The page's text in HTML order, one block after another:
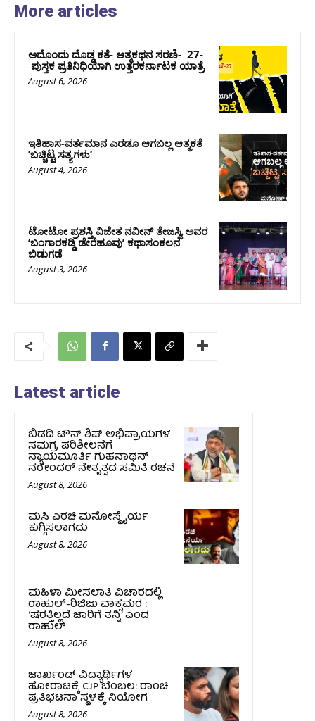
More articles
ಅದೊಂದು ದೊಡ್ಡ ಕತೆ- ಆತ್ಮಕಥನ ಸರಣಿ- 27-
ಪುಸ್ತಕ ಪ್ರತಿನಿಧಿಯಾಗಿ ಉತ್ತರಕರ್ನಾಟಕ ಯಾತ್ರೆ
August 6, 2026
ಇತಿಹಾಸ-ವರ್ತಮಾನ ಎರಡೂ ಆಗಬಲ್ಲ ಆತ್ಮಕತೆ
ʼಬಚ್ಚಿಟ್ಟ ಸತ್ಯಗಳುʼ
August 4, 2026
ಟೋಟೋ ಪ್ರಶಸ್ತಿ ವಿಜೇತ ನವೀನ್ ತೇಜಸ್ವಿ ಅವರ
‘ಬಂಗಾರಕಡ್ಡಿ ಡೇರೆಹೂವು’ ಕಥಾಸಂಕಲನ
ಬಿಡುಗಡೆ
August 3, 2026
Latest article
ಬಿಡದಿ ಟೌನ್ ಶಿಪ್ ಅಭಿಪ್ರಾಯಗಳ
ಸಮಗ್ರ ಪರಿಶೀಲನೆಗೆ
ನ್ಯಾಯಮೂರ್ತಿ ಗುಹನಾಥನ್
ನರೇಂದರ್ ನೇತೃತ್ವದ ಸಮಿತಿ ರಚನೆ
August 8, 2026
ಮಸಿ ಎರಚಿ ಮನೋಸ್ಥೈರ್ಯ
ಕುಗ್ಗಿಸಲಾಗದು
August 8, 2026
ಮಹಿಳಾ ಮೀಸಲಾತಿ ವಿಚಾರದಲ್ಲಿ
ರಾಹುಲ್‌-ರಿಜಿಜು ವಾಕ್ಸಮರ :
‘ಷರತ್ತಿಲ್ಲದೆ ಜಾರಿಗೆ ತನ್ನಿ’ ಎಂದ
ರಾಹುಲ್‌
August 8, 2026
ಜಾರ್ಖಂಡ್‌ ವಿದ್ಯಾರ್ಥಿಗಳ
ಹೋರಾಟಕ್ಕೆ CJP ಬೆಂಬಲ: ರಾಂಚಿ
ಪ್ರತಿಭಟನಾ ಸ್ಥಳಕ್ಕೆ ನಿಯೋಗ
August 8, 2026